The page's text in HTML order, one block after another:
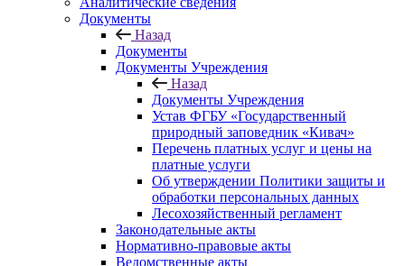
Документы
Назад
Документы
Документы Учреждения
Назад
Документы Учреждения
Устав ФГБУ «Государственный
природный заповедник «Кивач»
Перечень платных услуг и цены на
платные услуги
Об утверждении Политики защиты и
обработки персональных данных
Лесохозяйственный регламент
Законодательные акты
Нормативно-правовые акты
Ведомственные акты